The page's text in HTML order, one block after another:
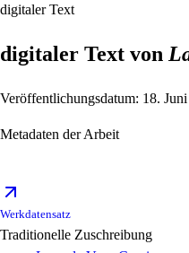
digitaler Text
digitaler Text von
Veröffentlichungsdatum: 18.
Metadaten der Arbeit
Werkdatensatz
Traditionelle Zuschreibung